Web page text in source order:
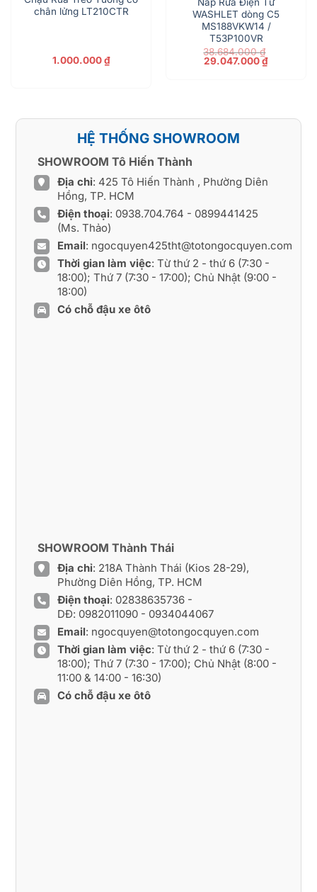
chân lửng LT210CTR
1.000.000₫
Nắp Rửa Điện Tử
WASHLET dòng C5
MS188VKW14 /
T53P100VR
38.684.000₫
Giá
29.047.000₫Giá
HỆ THỐNG SHOWROOM
SHOWROOM Tô Hiến Thành
Địa chỉ: 425 Tô Hiến Thành , Phường Diên
Hồng, TP. HCM
Điện thoại: 0938.704.764 - 0899441425
(Ms. Thảo)
Email: ngocquyen425tht@totongocquyen.com
Thời gian làm việc: Từ thứ 2 - thứ 6 (7:30 -
18:00); Thứ 7 (7:30 - 17:00); Chủ Nhật (9:00 -
18:00)
Có chỗ đậu xe ôtô
SHOWROOM Thành Thái
Địa chỉ: 218A Thành Thái (Kios 28-29),
Phường Diên Hồng, TP. HCM
Điện thoại: 02838635736 -
DĐ: 0982011090- 0934044067
Email: ngocquyen@totongocquyen.com
Thời gian làm việc: Từ thứ 2 - thứ 6 (7:30 -
18:00); Thứ 7 (7:30 - 17:00); Chủ Nhật (8:00 -
11:00 & 14:00 - 16:30)
Có chỗ đậu xe ôtô